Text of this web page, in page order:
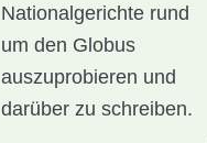
Nationalgerichte rund
um den Globus
auszuprobieren und
darüber zu schreiben.